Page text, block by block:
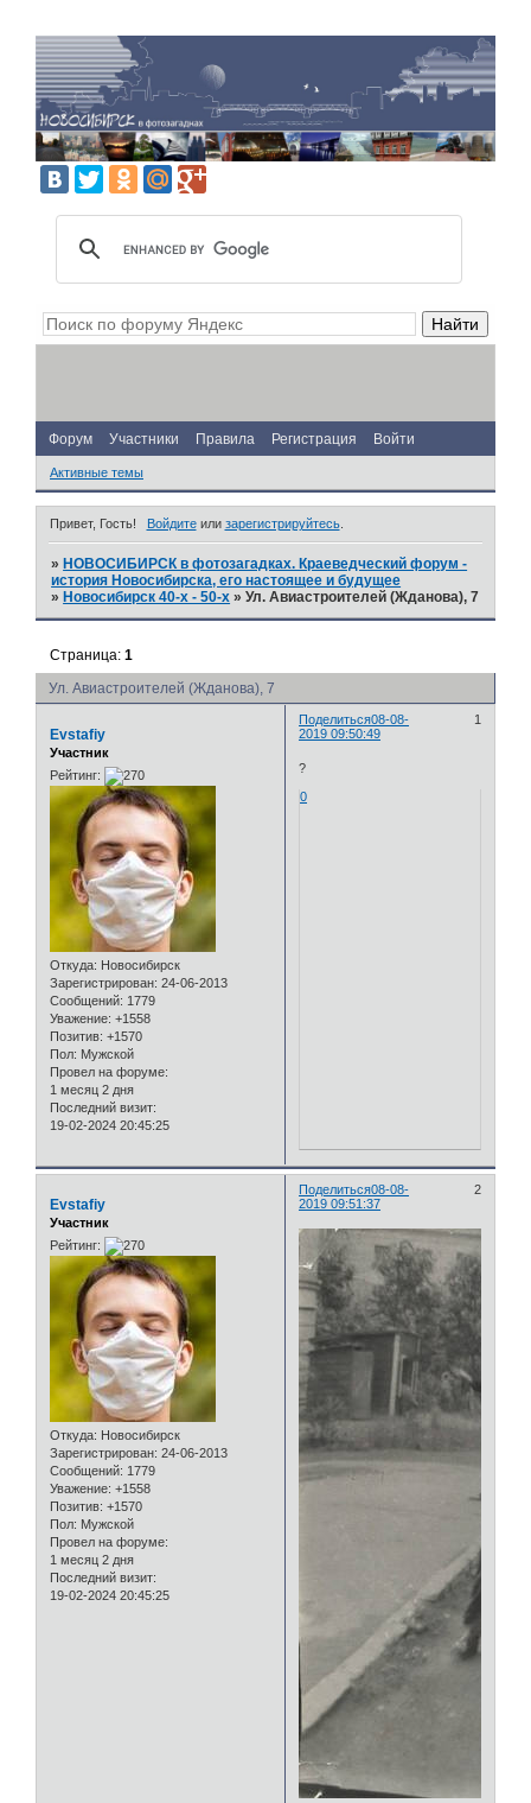
Форум Участники Правила Регистрация Войти
Активные темы
Привет, Гость! Войдитеили зарегистрируйтесь.
» НОВОСИБИРСК в фотозагадках. Краеведческий форум -
история Новосибирска, его настоящее и будущее
» Новосибирск 40-х - 50-х »Ул. Авиастроителей (Жданова), 7
Ул. Авиастроителей (Жданова), 7
Страница:1
Поделиться 1
08-08-
2019 09:50:49
Evstafiy
Участник
Рейтинг:
Откуда: Новосибирск
Зарегистрирован: 24-06-2013
Сообщений: 1779
Уважение: +1558
Позитив: +1570
Пол: Мужской
Провел на форуме:
1 месяц 2 дня
Последний визит:
19-02-2024 20:45:25
?
0
Поделиться 2
08-08-
2019 09:51:37
Evstafiy
Участник
Рейтинг:
Откуда: Новосибирск
Зарегистрирован: 24-06-2013
Сообщений: 1779
Уважение: +1558
Позитив: +1570
Пол: Мужской
Провел на форуме:
1 месяц 2 дня
Последний визит:
19-02-2024 20:45:25